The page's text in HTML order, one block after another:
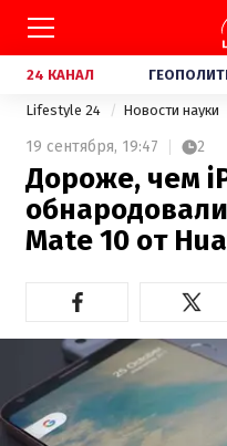
24 КАНАЛ
Lifestyle 24 Новости науки
19 сентября, 19:47 2
Дороже, чем
Mate 10 от